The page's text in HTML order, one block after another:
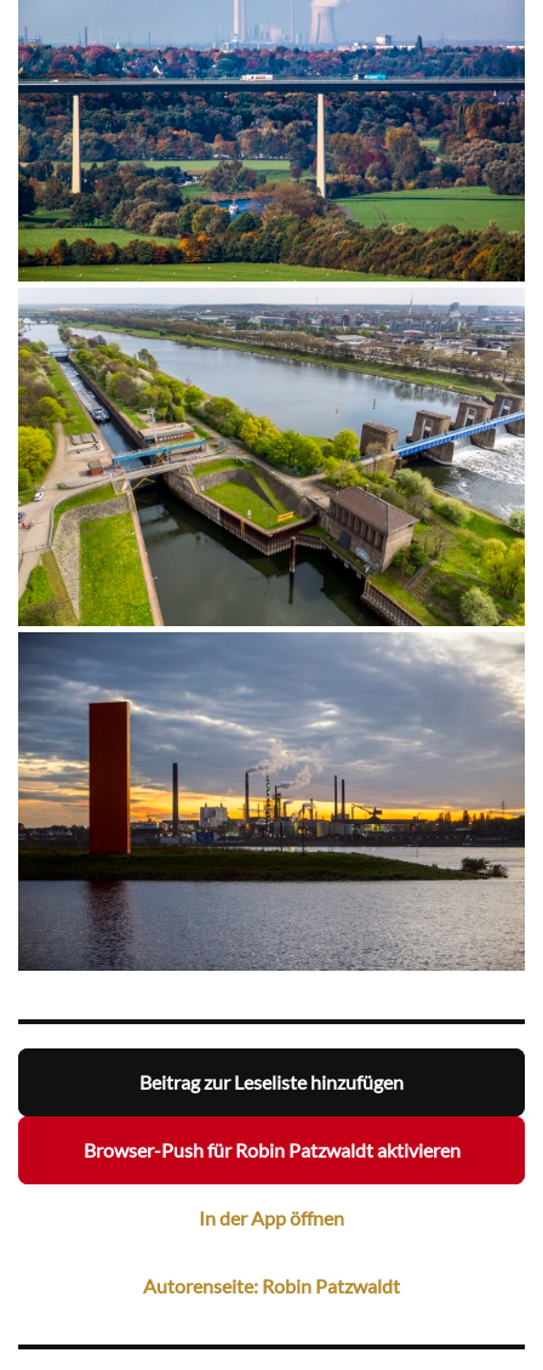
Beitrag zur Leseliste hinzufügen
Browser-Push für Robin Patzwaldt aktivieren
In der App öffnen
Autorenseite: Robin Patzwaldt